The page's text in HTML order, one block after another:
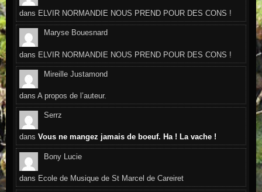
dans ELVIR NORMANDIE NOUS PREND POUR DES CONS !
Maryse Bouesnard
dans ELVIR NORMANDIE NOUS PREND POUR DES CONS !
Mireille Justamond
dansA propos de l’auteur.
Serrz
dansVous ne mangez jamais de boeuf. Ha ! La vache !
Bony Lucie
dans Ecole de Musique de St Marcel de Careiret